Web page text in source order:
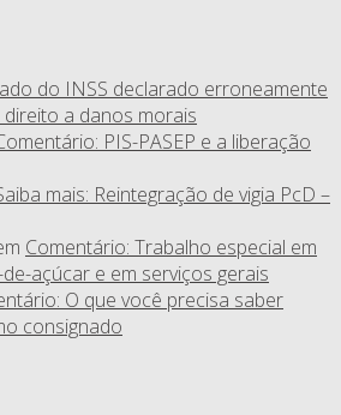
do INSS declarado erroneamente
a danos morais
PIS-PASEP e a liberação
mais: Reintegração de vigia PcD –
Comentário: Trabalho especial em
açúcar e em serviços gerais
O que você precisa saber
consignado